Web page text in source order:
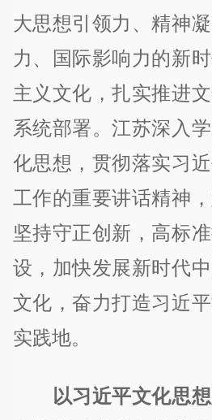
大思想引领力、精神
力、国际影响力的新
主义文化，扎实推进
系统部署。江苏深入
化思想，贯彻落实习
工作的重要讲话精神，
坚持守正创新，高标
设，加快发展新时代
文化，奋力打造习近
实践地。
以习近平文化思